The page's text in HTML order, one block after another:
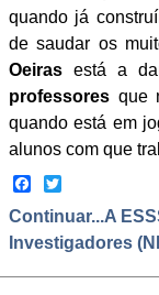
quando já
de saudar os
Oeiras está a
professores que
quando está em
alunos com que
Continuar...A
Investigadores